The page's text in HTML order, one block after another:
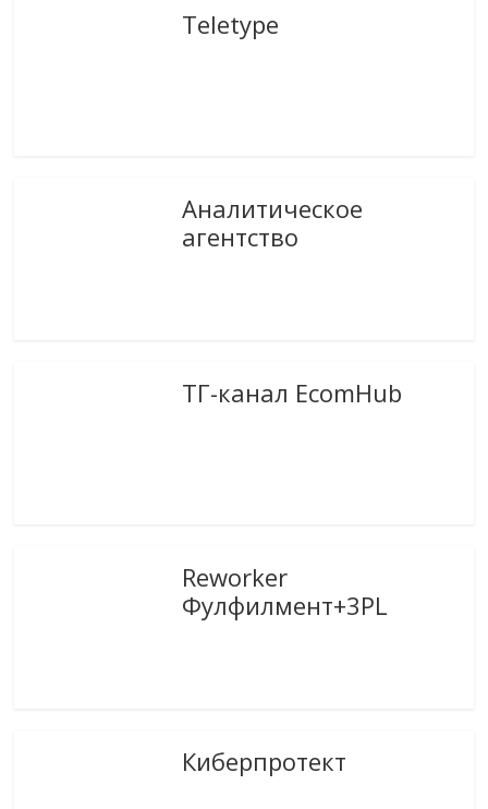
Teletype
Аналитическое
агентство
ТГ-канал EcomHub
Reworker
Фулфилмент+3PL
Киберпротект